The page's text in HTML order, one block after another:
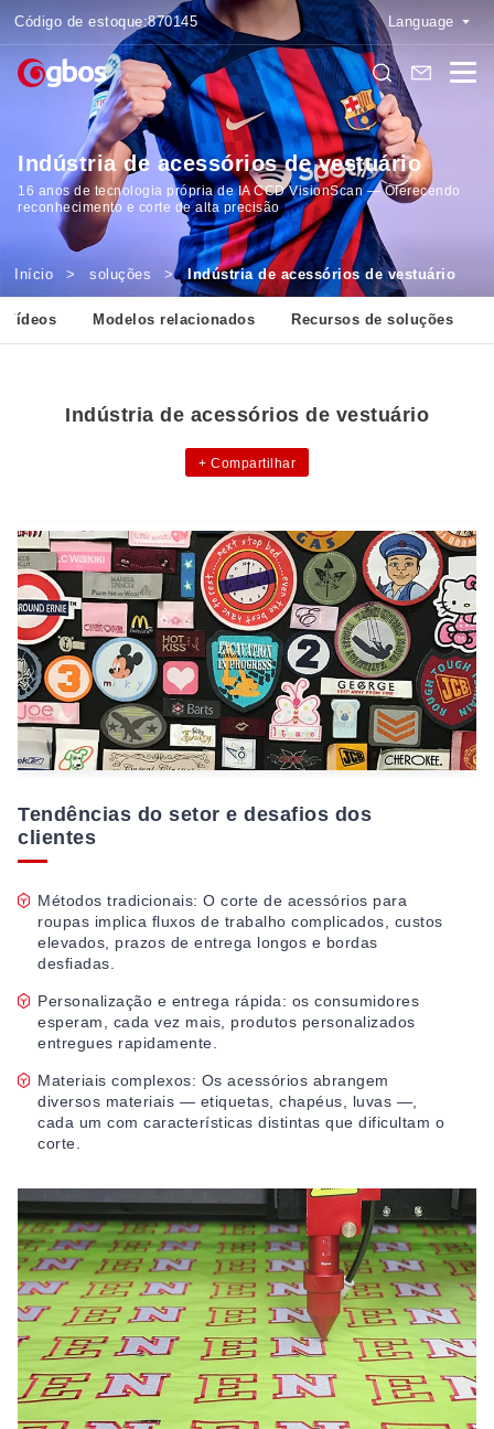
Código de estoque:870145 Language
Indústria de acessórios de vestuário
16 anos de tecnologia própria de IA CCD VisionScan — Oferecendo
reconhecimento e corte de alta precisão
Início > soluções > Indústria de acessórios de vestuário
Vídeos Modelos relacionados Recursos de soluções
Indústria de acessórios de vestuário
+ Compartilhar
Tendências do setor e desafios dos
clientes
Métodos tradicionais: O corte de acessórios para
roupas implica fluxos de trabalho complicados, custos
elevados, prazos de entrega longos e bordas
desfiadas.
Personalização e entrega rápida: os consumidores
esperam, cada vez mais, produtos personalizados
entregues rapidamente.
Materiais complexos: Os acessórios abrangem
diversos materiais — etiquetas, chapéus, luvas —,
cada um com características distintas que dificultam o
corte.